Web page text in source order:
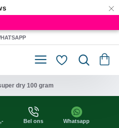
×
dry 100 gram
Bel ons Whatsapp